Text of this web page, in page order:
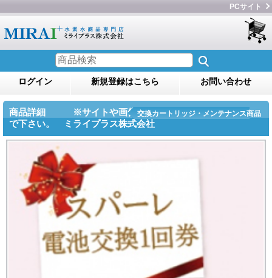
PCサイト
ログイン 新規登録はこちら お問い合わせ
商品詳細 ※サイトや画像のコピー・転用をしない
で下さい。 ミライプラス株式会社
交換カートリッジ・メンテナンス商品